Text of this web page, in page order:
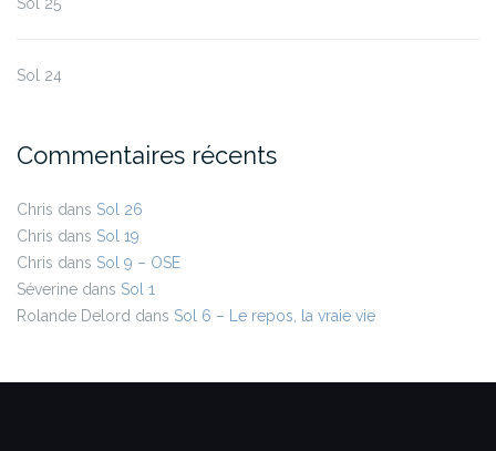
Sol 24
Commentaires récents
Chris dans Sol 26
Chris dans Sol 19
Chris dans Sol 9 – OSE
Séverine dans Sol 1
Rolande Delord dans Sol 6 – Le repos, la vraie vie